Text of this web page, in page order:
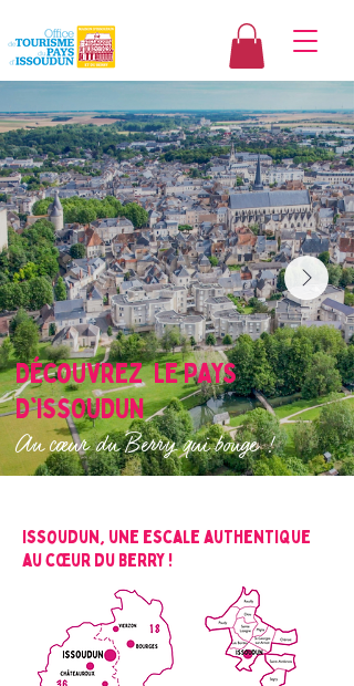
Découvrez LE PAYS
D'ISSOUDUN
Au cœur du Berry qui bouge !
Issoudun, une escale authentique
au cœur du Berry !